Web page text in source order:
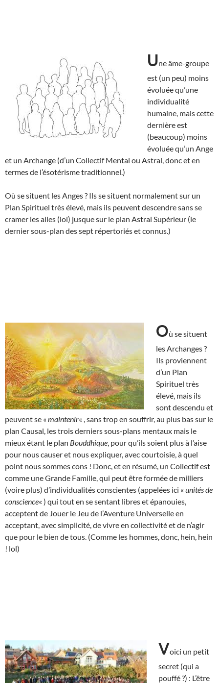
Une âme-groupe
est (un peu) moins
évoluée qu’une
individualité
humaine, mais cette
dernière est
(beaucoup) moins
évoluée qu’un Ange
et un Archange (d’un Collectif Mental ou Astral, donc et en
termes de l’ésotérisme traditionnel.)
Où se situent les Anges ? Ils se situent normalement sur un
Plan Spirituel très élevé, mais ils peuvent descendre sans se
cramer les ailes (lol) jusque sur le plan Astral Supérieur (le
dernier sous-plan des sept répertoriés et connus.)
Où se situent
les Archanges ?
Ils proviennent
d’un Plan
Spirituel très
élevé, mais ils
sont descendu et
peuvent se « maintenir« , sans trop en souffrir, au plus bas sur le
plan Causal, les trois derniers sous-plans mentaux mais le
mieux étant le plan Bouddhique , pour qu’ils soient plus à l’aise
pour nous causer et nous expliquer, avec courtoisie, à quel
point nous sommes cons ! Donc, et en résumé, un Collectif est
comme une Grande Famille, qui peut être formée de milliers
(voire plus) d’individualités conscientes (appelées ici « unités de
conscience« ) qui tout en se sentant libres et épanouies,
acceptent de Jouer le Jeu de l’Aventure Universelle en
acceptant, avec simplicité, de vivre en collectivité et de n’agir
que pour le bien de tous. (Comme les hommes, donc, hein, hein
! lol)
Voici un petit
secret (qui a
pouffé ?) : L’être